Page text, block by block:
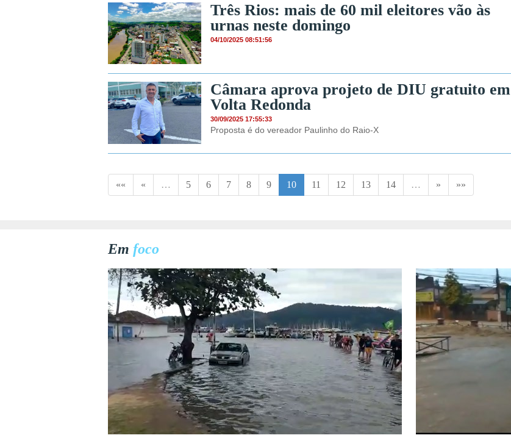
Três Rios: mais de 60 mil eleitores vão às
urnas neste domingo
04/10/2025 08:51:56
Câmara aprova projeto de DIU gratuito em
Volta Redonda
30/09/2025 17:55:33
Proposta é do vereador Paulinho do Raio-X
«« « … 5 6 7 8 9 10 11 12 13 14 … » »»
Em foco